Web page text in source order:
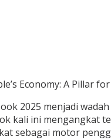
Economy: A Pillar
2025 menjadi
ini mengangkat
sebagai motor